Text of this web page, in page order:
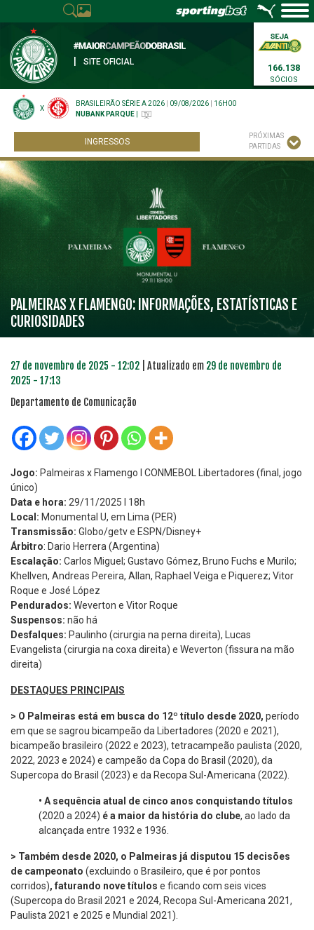
SITE OFICIAL
166.138
SÓCIOS
X
BRASILEIRÃO SÉRIE A 2026 09/08/2026
16H00
NUBANK PARQUE
INGRESSOS
PRÓXIMAS
PARTIDAS
PALMEIRAS X FLAMENGO: INFORMAÇÕES, ESTATÍSTICAS E
CURIOSIDADES
27 de novembro de 2025 - 12:02 | Atualizado em 29 de novembro de
2025 - 17:13
Departamento de Comunicação
Jogo: Palmeiras x Flamengo l CONMEBOL Libertadores (final, jogo
único)
Data e hora: 29/11/2025 l 18h
Local: Monumental U, em Lima (PER)
Transmissão: Globo/getv e ESPN/Disney+
Árbitro: Dario Herrera (Argentina)
Escalação: Carlos Miguel; Gustavo Gómez, Bruno Fuchs e Murilo;
Khellven, Andreas Pereira, Allan, Raphael Veiga e Piquerez; Vitor
Roque e José López
Pendurados: Weverton e Vitor Roque
Suspensos: não há
Desfalques: Paulinho (cirurgia na perna direita), Lucas
Evangelista (cirurgia na coxa direita) e Weverton (fissura na mão
direita)
DESTAQUES PRINCIPAIS
> O Palmeiras está em busca do 12º título desde 2020, período
em que se sagrou bicampeão da Libertadores (2020 e 2021),
bicampeão brasileiro (2022 e 2023), tetracampeão paulista (2020,
2022, 2023 e 2024) e campeão da Copa do Brasil (2020), da
Supercopa do Brasil (2023) e da Recopa Sul-Americana (2022).
• A sequência atual de cinco anos conquistando títulos
(2020 a 2024) é a maior da história do clube, ao lado da
alcançada entre 1932 e 1936.
> Também desde 2020, o Palmeiras já disputou 15 decisões
de campeonato (excluindo o Brasileiro, que é por pontos
corridos), faturando nove títulos e ficando com seis vices
(Supercopa do Brasil 2021 e 2024, Recopa Sul-Americana 2021,
Paulista 2021 e 2025 e Mundial 2021).